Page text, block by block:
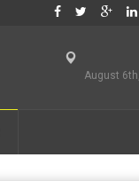
August